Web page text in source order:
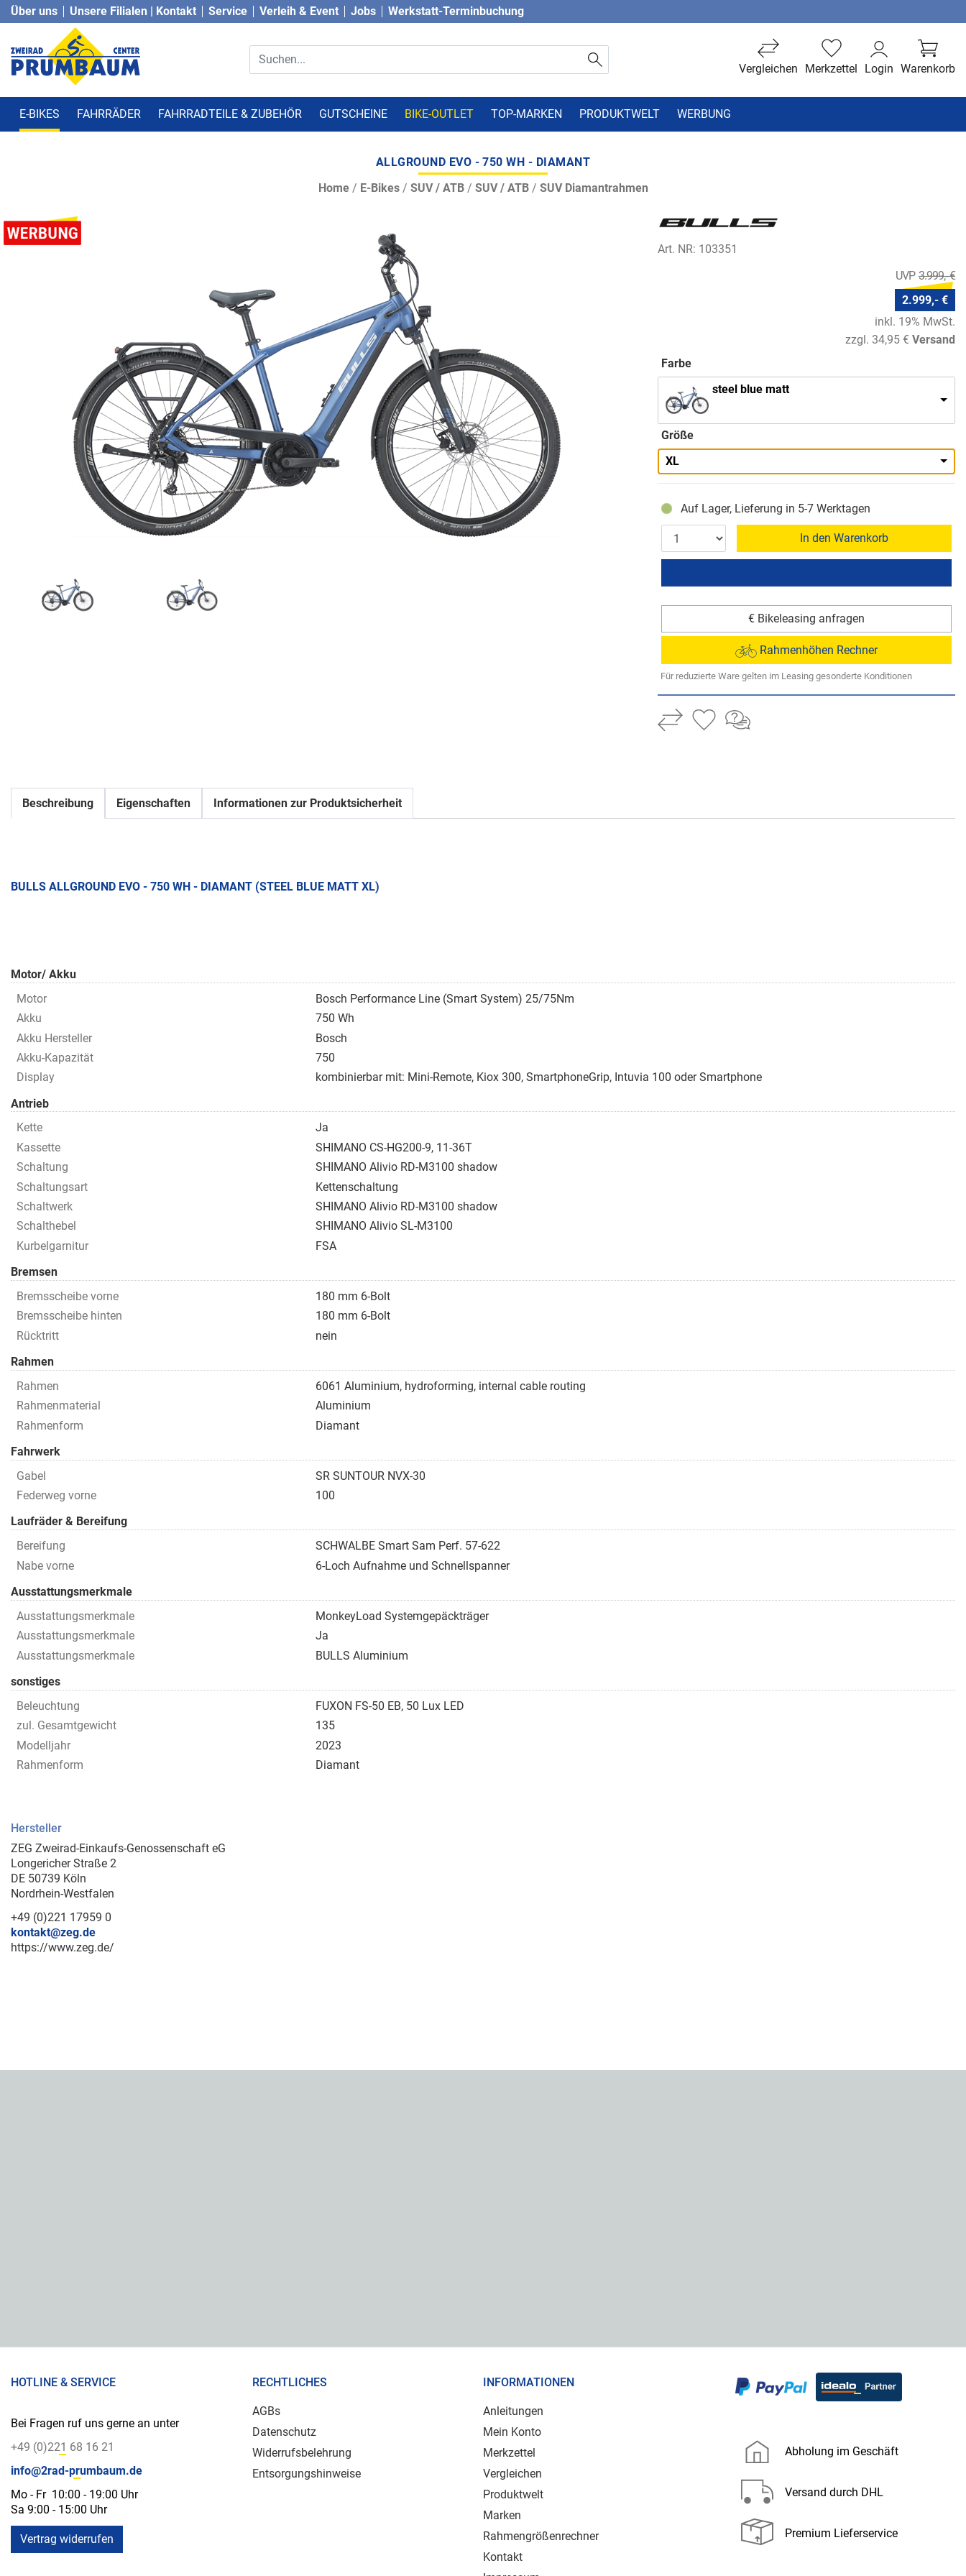
Über uns Unsere Filialen | Kontakt Service Verleih & Event Jobs Werkstatt-Terminbuchung
Warenkorb
Login
Merkzettel
Vergleichen
E-BIKES FAHRRÄDER FAHRRADTEILE & ZUBEHÖR GUTSCHEINE BIKE-OUTLET TOP-MARKEN PRODUKTWELT WERBUNG
ALLGROUND EVO - 750 WH - DIAMANT
Home/ E-Bikes/ SUV / ATB/ SUV / ATB/ SUV Diamantrahmen
Art. NR: 103351
3.999,- €
2.999,- €
inkl. 19% MwSt.
zzgl. 34,95 € Versand
Farbe
steel blue matt
Größe
XL
Auf Lager, Lieferung in 5-7 Werktagen
In den Warenkorb
€ Bikeleasing anfragen
Rahmenhöhen Rechner
Für reduzierte Ware gelten im Leasing gesonderte Konditionen
Beschreibung Eigenschaften Informationen zur Produktsicherheit
BULLS ALLGROUND EVO - 750 WH - DIAMANT (STEEL BLUE MATT XL)
Motor/ Akku
Motor
Bosch Performance Line (Smart System) 25/75Nm
Akku
750 Wh
Akku Hersteller
Bosch
Akku-Kapazität
750
Display
kombinierbar mit: Mini-Remote, Kiox 300, SmartphoneGrip, Intuvia 100 oder Smartphone
Antrieb
Kette
Ja
Kassette
SHIMANO CS-HG200-9, 11-36T
Schaltung
SHIMANO Alivio RD-M3100 shadow
Schaltungsart
Kettenschaltung
Schaltwerk
SHIMANO Alivio RD-M3100 shadow
Schalthebel
SHIMANO Alivio SL-M3100
Kurbelgarnitur
FSA
Bremsen
Bremsscheibe vorne
180 mm 6-Bolt
Bremsscheibe hinten
180 mm 6-Bolt
Rücktritt
nein
Rahmen
Rahmen
6061 Aluminium, hydroforming, internal cable routing
Rahmenmaterial
Aluminium
Rahmenform
Diamant
Fahrwerk
Gabel
SR SUNTOUR NVX-30
Federweg vorne
100
Laufräder & Bereifung
Bereifung
SCHWALBE Smart Sam Perf. 57-622
Nabe vorne
6-Loch Aufnahme und Schnellspanner
Ausstattungsmerkmale
Ausstattungsmerkmale
MonkeyLoad Systemgepäckträger
Ausstattungsmerkmale
Ja
Ausstattungsmerkmale
BULLS Aluminium
sonstiges
Beleuchtung
FUXON FS-50 EB, 50 Lux LED
zul. Gesamtgewicht
135
Modelljahr
2023
Rahmenform
Diamant
Hersteller
ZEG Zweirad-Einkaufs-Genossenschaft eG
Longericher Straße 2
DE 50739 Köln
Nordrhein-Westfalen
+49 (0)221 17959 0
kontakt@zeg.de
https://www.zeg.de/
HOTLINE & SERVICE
Bei Fragen ruf uns gerne an unter
+49 (0)221 68 16 21
info@2rad-prumbaum.de
Mo - Fr 10:00 - 19:00 Uhr
Sa 9:00 - 15:00 Uhr
Vertrag widerrufen
RECHTLICHES
AGBs
Datenschutz
Widerrufsbelehrung
Entsorgungshinweise
INFORMATIONEN
Anleitungen
Mein Konto
Merkzettel
Vergleichen
Produktwelt
Marken
Rahmengrößenrechner
Kontakt
Abholung im Geschäft
Versand durch DHL
Premium Lieferservice